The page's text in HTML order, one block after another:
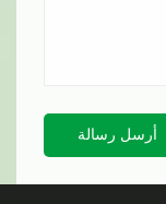
أرسل رسالة